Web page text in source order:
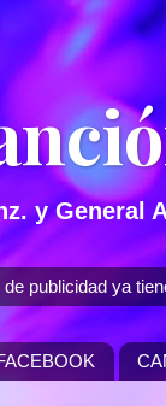
y General
publicidad ya